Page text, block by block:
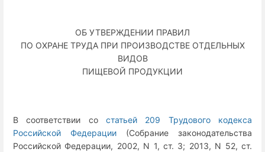
ОБ УТВЕРЖДЕНИИ ПРАВИЛ
ПО ОХРАНЕ ТРУДА ПРИ ПРОИЗВОДСТВЕ ОТДЕЛЬНЫХ
ВИДОВ
ПИЩЕВОЙ ПРОДУКЦИИ
В соответствии со статьей 209 Трудового кодекса
Российской Федерации (Собрание законодательства
Российской Федерации, 2002, N 1, ст. 3; 2013, N 52, ст.